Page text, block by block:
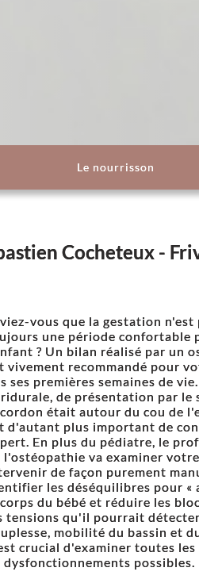
Le nourrisson
Cocheteux -
vous que la gestation n'est
une période confortable
? Un bilan réalisé par un
vivement recommandé pour
ses premières semaines de
de présentation par le
était autour du cou de
d'autant plus important de
En plus du pédiatre, le
l'ostéopathie va examiner votre
de façon purement
les déséquilibres pour «
du bébé et réduire les
tensions qu'il pourrait détecter.
mobilité du bassin et
crucial d'examiner toutes les
dysfonctionnements possibles.